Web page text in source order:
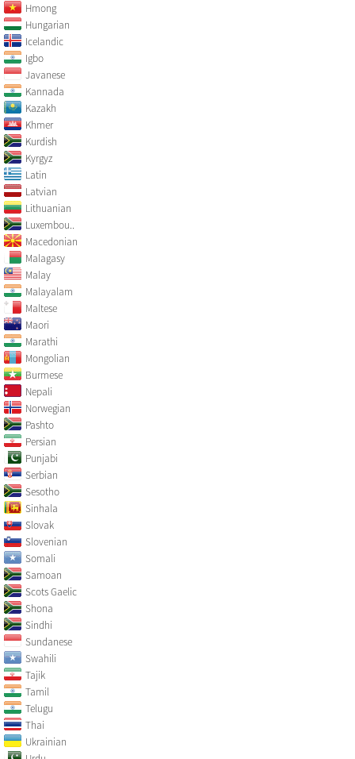
Hmong
Hungarian
Icelandic
Igbo
Javanese
Kannada
Kazakh
Khmer
Kurdish
Kyrgyz
Latin
Latvian
Lithuanian
Luxembou..
Macedonian
Malagasy
Malay
Malayalam
Maltese
Maori
Marathi
Mongolian
Burmese
Nepali
Norwegian
Pashto
Persian
Punjabi
Serbian
Sesotho
Sinhala
Slovak
Slovenian
Somali
Samoan
Scots Gaelic
Shona
Sindhi
Sundanese
Swahili
Tajik
Tamil
Telugu
Thai
Ukrainian